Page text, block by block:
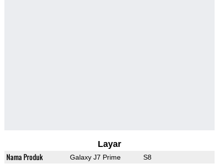
Layar
Nama Produk Galaxy J7 Prime S8